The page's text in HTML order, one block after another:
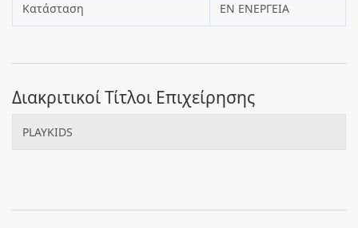
Κατάσταση ΕΝ ΕΝΕΡΓΕΙΑ
Διακριτικοί Τίτλοι Επιχείρησης
PLAYKIDS